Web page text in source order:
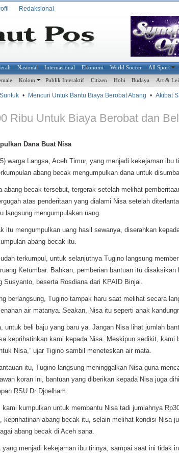
Redaksional
Nasional Internasional Ekonomi World Soccer All Sport
Kolom Publik Interaktif Citizen Hobi Budaya Art &
• Mencuri Untuk Bantu Biaya Berobat Abang • Akibat
Ribu Untuk Biaya Berobat dan
Dana Buat Nisa
warga Langsa, Aceh Timur, yang menjadi kekejaman ibu
abang becak mengumpulkan dana untuk
abang becak tersebut, tergerak setelah melihat
atas penderitaan yang dialami Nisa setelah
langsung mengumpulakan uang.
itu mengumpulkan uang hasil sewanya, diserahkan
abang becak itu.
terkumpul, untuk selanjutnya Tugino langsung
Ketumbar. Bahkan, pemberian bantuan itu disaksikan
Susyanto, beserta Rosdiana dari KPAID Binjai.
berlangsung, Tugino tampak haru saat melihat secara
air matanya. Seakan, Nisa itu seperti anak
untuk beli baju yang baru ya. Jangan Nisa lihat jumlah
keprihatinkan kami kepada Nisa. Meskipun sedikit, kami
Nisa,” ujar Tigino sambil meneteskan air mata.
itu, Tugino langsung meninggalkan Nisa guna
koran ini, bantuan yang diberikan kepada Nisa juga
RSU Dr Djoelham.
kami kumpulkan untuk membantu Nisa tadi jumlahnya
keprihatinan abang becak itu, selain melihat kondisi Nisa
abang becak di Aceh sana.
menjadi kekejaman ibu tirinya, sampai saat ini tidak